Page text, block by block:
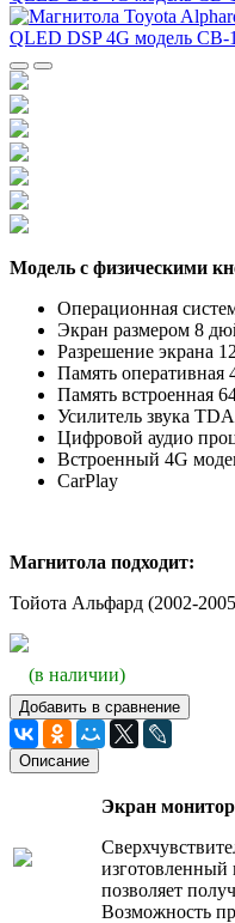
Модель с физическими
Операционная
Экран размером 8
Разрешение экрана
Память оперативная
Память встроенная
Усилитель звука
Цифровой аудио
Встроенный 4G
CarPlay
Магнитола подходит:
Тойота Альфард (2002-
(в наличии)
Добавить в сравнение
Описание
Экран
изготовленный
позволяет
Возможность